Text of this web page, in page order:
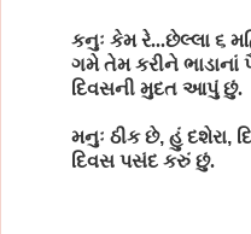
કનુઃ કેમ રે...છેલ્લા ૬
ગમે તેમ કરીને
દિવસની મુદત આપું છું.
મનુઃ ઠીક છે, હું દશેરા,
દિવસ પસંદ કરું છું.